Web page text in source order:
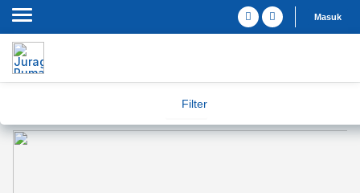
Masuk
Filter